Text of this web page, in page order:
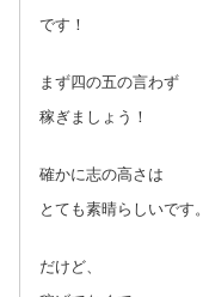
です！
まず四の五の言わず
稼ぎましょう！
確かに志の高さは
とても素晴らしいです。
だけど、